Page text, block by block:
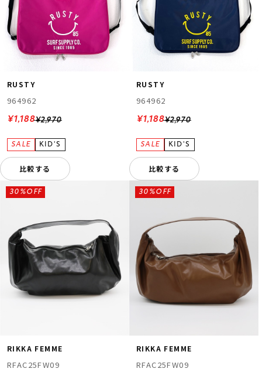
RUSTY
964962
¥2,970
¥1,188
比較する
RUSTY
964962
¥2,970
¥1,188
比較する
RIKKA FEMME
RFAC25FW09
30%OFF
RIKKA FEMME
RFAC25FW09
30%OFF